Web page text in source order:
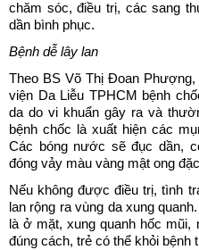
chăm sóc, điều trị, các sang
dần bình phục.
Bệnh dễ lây lan
Theo BS Võ Thị Đoan
viện Da Liễu TPHCM bệnh
da do vi khuẩn gây ra và
bệnh chốc là xuất hiện các
Các bóng nước sẽ đục dần,
đóng vảy màu vàng mật ong
Nếu không được điều trị, tình
lan rộng ra vùng da xung
là ở mặt, xung quanh hốc mũi,
đúng cách, trẻ có thể khỏi bệnh